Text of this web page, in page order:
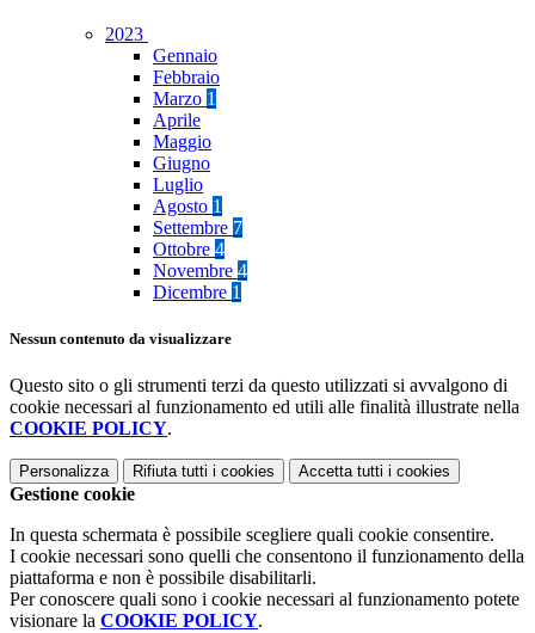
2023
Gennaio
Febbraio
Marzo 1
Aprile
Maggio
Giugno
Luglio
Agosto 1
Settembre 7
Ottobre 4
Novembre 4
Dicembre 1
Nessun contenuto da visualizzare
Questo sito o gli strumenti terzi da questo utilizzati si avvalgono di
cookie necessari al funzionamento ed utili alle finalità illustrate nella
COOKIE POLICY.
Personalizza Rifiuta tutti i cookies Accetta tutti i cookies
Gestione cookie
In questa schermata è possibile scegliere quali cookie consentire.
I cookie necessari sono quelli che consentono il funzionamento della
piattaforma e non è possibile disabilitarli.
Per conoscere quali sono i cookie necessari al funzionamento potete
visionare la COOKIE POLICY.